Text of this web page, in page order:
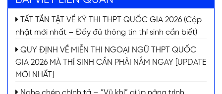
TẤT TẦN TẬT VỀ KỲ THI THPT QUỐC GIA 2026 (Cập
nhật mới nhất – Đầy đủ thông tin thí sinh cần biết)
QUY ĐỊNH VỀ MIỄN THI NGOẠI NGỮ THPT QUỐC
GIA 2026 MÀ THÍ SINH CẦN PHẢI NẮM NGAY [UPDATE
MỚI NHẤT]